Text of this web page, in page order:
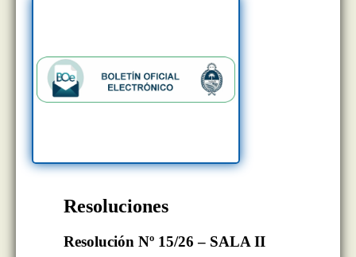
Resoluciones
Resolución Nº 15/26 – SALA II